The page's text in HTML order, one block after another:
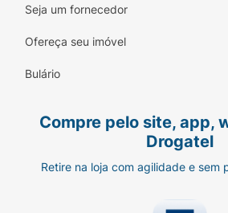
Seja um fornecedor
Ofereça seu imóvel
Bulário
Compre pelo site, app,
Drogatel
Retire na loja com agilidade e sem